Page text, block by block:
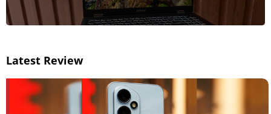
Latest Review